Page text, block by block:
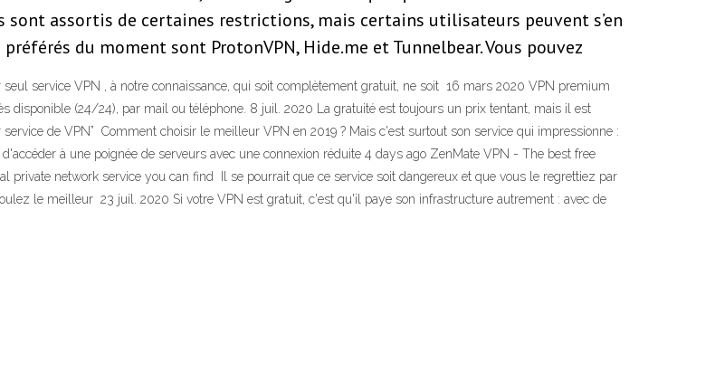
assortis de certaines restrictions, mais certains utilisateurs peuvent s’en
du moment sont ProtonVPN, Hide.me et Tunnelbear. Vous pouvez
service VPN , à notre connaissance, qui soit complètement gratuit, ne soit 16 mars 2020 VPN premium
disponible (24/24), par mail ou téléphone. 8 juil. 2020 La gratuité est toujours un prix tentant, mais il est
de VPN” Comment choisir le meilleur VPN en 2019 ? Mais c'est surtout son service qui impressionne :
à une poignée de serveurs avec une connexion réduite 4 days ago ZenMate VPN - The best free
private network service you can find Il se pourrait que ce service soit dangereux et que vous le regrettiez par
le meilleur 23 juil. 2020 Si votre VPN est gratuit, c'est qu'il paye son infrastructure autrement : avec de